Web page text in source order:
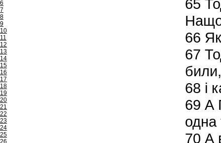
6
7
8
9
10
11
12
13
14
15
16
17
18
19
20
21
22
23
24
25
26
65
Нащо
66
67
били,
68 і
69 А
одна
70 А